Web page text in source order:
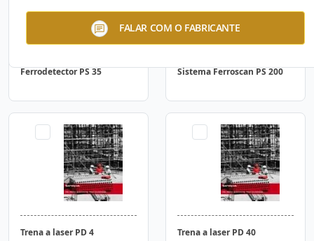
FALAR COM O FABRICANTE
Ferrodetector PS 35 Sistema Ferroscan PS 200
Trena a laser PD 4 Trena a laser PD 40